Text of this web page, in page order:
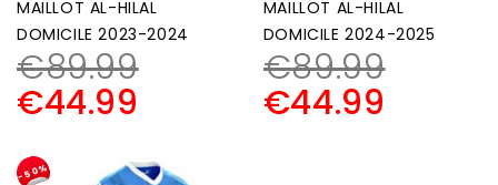
MAILLOT AL-HILAL
DOMICILE 2023-2024
€89.99
€44.99
MAILLOT AL-HILAL
DOMICILE 2024-2025
€89.99
€44.99
-50%